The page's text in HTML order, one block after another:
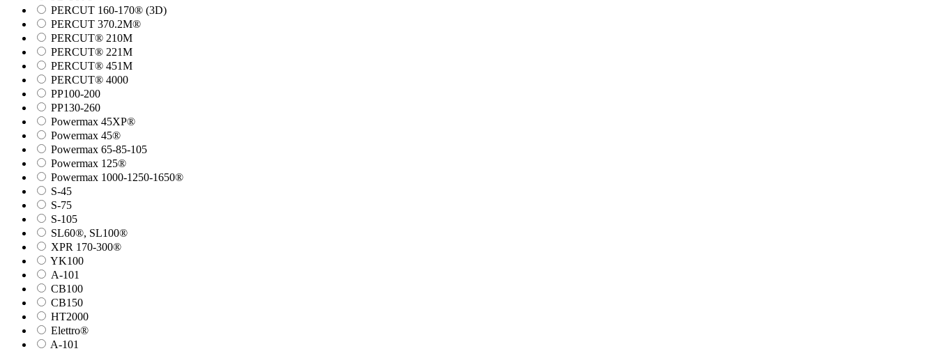
PERCUT 160-170® (3D)
PERCUT 370.2M®
PERCUT® 210M
PERCUT® 221M
PERCUT® 451M
PERCUT® 4000
PP100-200
PP130-260
Powermax 45XP®
Powermax 45®
Powermax 65-85-105
Powermax 125®
Powermax 1000-1250-1650®
S-45
S-75
S-105
SL60®, SL100®
XPR 170-300®
YK100
А-101
СВ100
СВ150
HT2000
Elettro®
A-101